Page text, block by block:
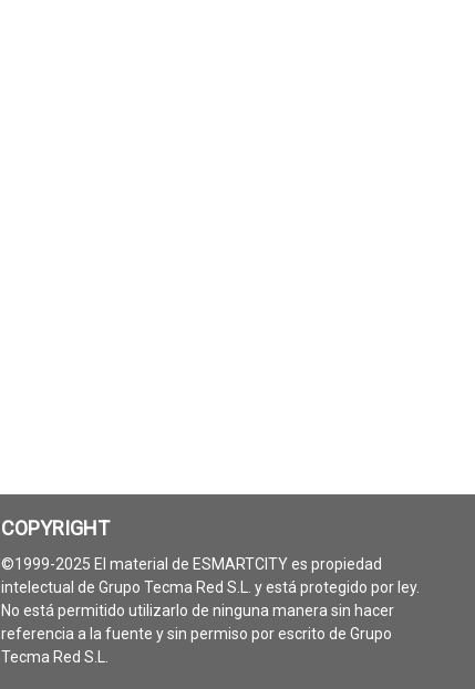
COPYRIGHT
©1999-2025 El material de ESMARTCITY es propiedad
intelectual de Grupo Tecma Red S.L. y está protegido por ley.
No está permitido utilizarlo de ninguna manera sin hacer
referencia a la fuente y sin permiso por escrito de Grupo
Tecma Red S.L.